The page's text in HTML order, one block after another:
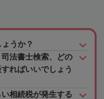
うか？
法書士検索、どの
ればいいでしょう
相続税が発生する